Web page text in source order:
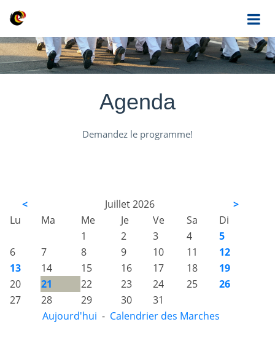
Agenda
Demandez le programme!
< Juillet 2026
>
Lu
Ma Me Je Ve Sa
Di
1
2 3 4
5
6
7 8 9 10 11
12
13
14 15 16 17 18
19
20
21 22 23 24 25
26
27
28 29 30
31
Aujourd'hui - Calendrier des Marches